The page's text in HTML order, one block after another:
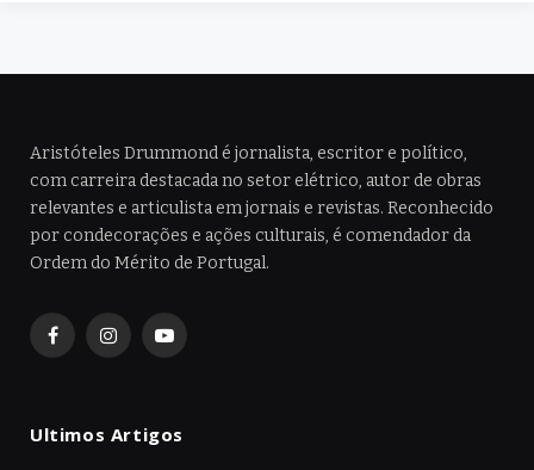
Aristóteles Drummond é jornalista, escritor e político,
com carreira destacada no setor elétrico, autor de obras
relevantes e articulista em jornais e revistas. Reconhecido
por condecorações e ações culturais, é comendador da
Ordem do Mérito de Portugal.
FacebookInstagramYouTube
Ultimos Artigos